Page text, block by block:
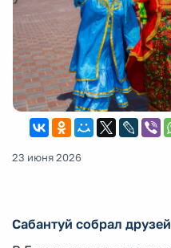
23 июня 2026
Сабантуй собрал